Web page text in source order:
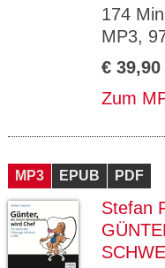
174
MP3,
€ 39,90
Zum
MP3 EPUB PDF
Stefan